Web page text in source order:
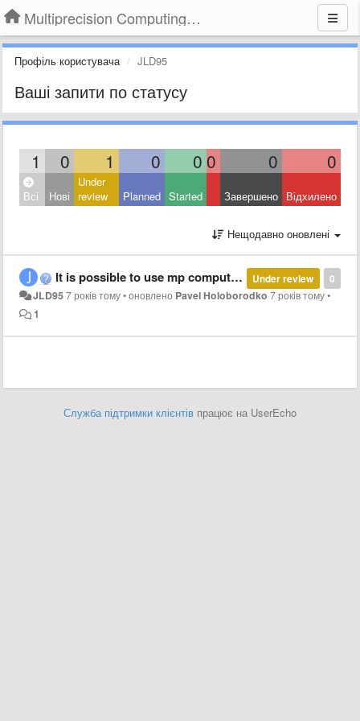
Multiprecision Computing Toolbox for MATLAB
Профіль користувача JLD95
Ваші запити по статусу
1 0 1 0 0 0 0 0
Всі Нові
Under
review
Planned Started Завершено Відхилено
Нещодавно оновлені
0
Under review
It is possible to use mp computations in a simulink block or S-function ?
JLD957 років тому•оновлено Pavel Holoborodko 7 років тому•
1
Служба підтримки клієнтів працює на UserEcho